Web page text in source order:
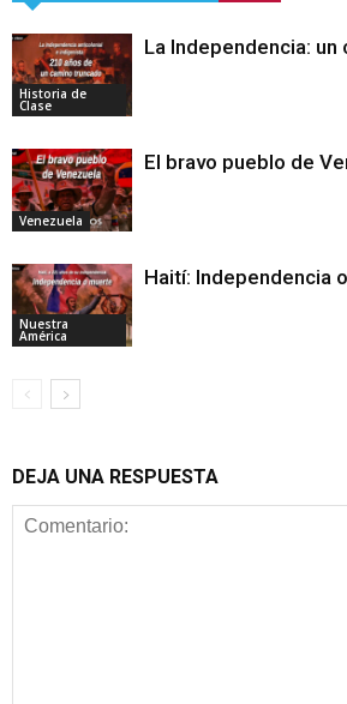
Historia de
Clase
La Independencia:
Venezuela
El bravo pueblo de
Nuestra
América
Haití: Independencia
DEJA UNA RESPUESTA